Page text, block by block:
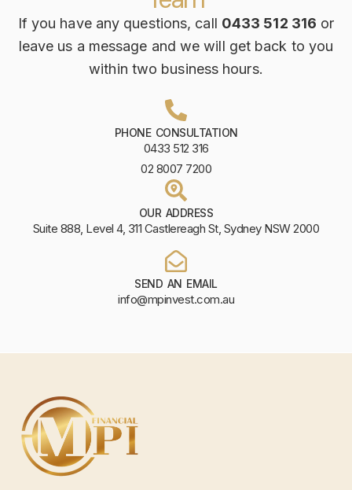
If you have any questions, call 0433 512 316 or
leave us a message and we will get back to you
within two business hours.
PHONE CONSULTATION
0433 512 316
02 8007 7200
OUR ADDRESS
Suite 888, Level 4, 311 Castlereagh St, Sydney NSW 2000
SEND AN EMAIL
info@mpinvest.com.au